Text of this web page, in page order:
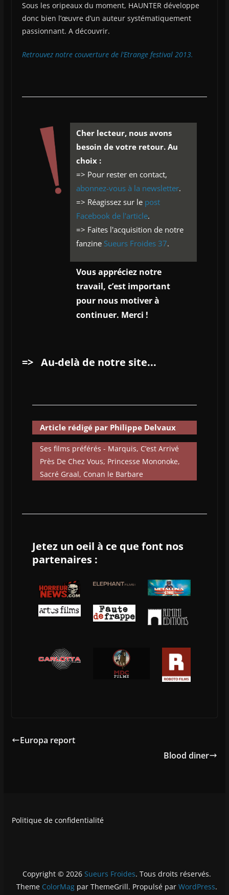
Sous les oripeaux du moment, HAUNTER développe
donc bien l’œuvre d’un auteur systématiquement
passionnant. A découvrir.
Retrouvez notre couverture de l’Etrange festival 2013.
Cher lecteur, nous avons
besoin de votre retour. Au
choix :
=> Pour rester en contact,
abonnez-vous à la newsletter.
=> Réagissez sur le post
Facebook de l'article.
=> Faites l'acquisition de notre
fanzine Sueurs Froides 37.
Vous appréciez notre
travail, c’est important
pour nous motiver à
continuer. Merci !
=> Au-delà de notre site...
Article rédigé par Philippe Delvaux
Ses films préférés - Marquis, C’est Arrivé
Près De Chez Vous, Princesse Mononoke,
Sacré Graal, Conan le Barbare
Jetez un oeil à ce que font nos
partenaires :
Europa report
Blood diner
Politique de confidentialité
Copyright © 2026Sueurs Froides. Tous droits réservés.
Theme ColorMag par ThemeGrill. Propulsé parWordPress.